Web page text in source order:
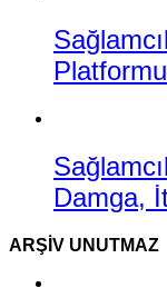
Damga,
ARŞIV UNUTMAZ